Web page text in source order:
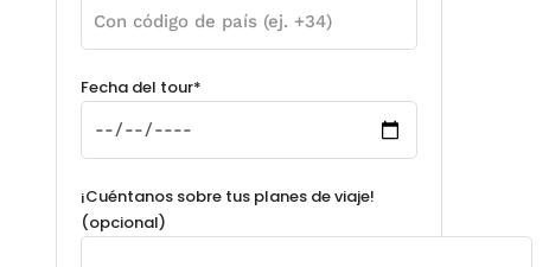
Fecha del tour*
¡Cuéntanos sobre tus planes de viaje!
(opcional)